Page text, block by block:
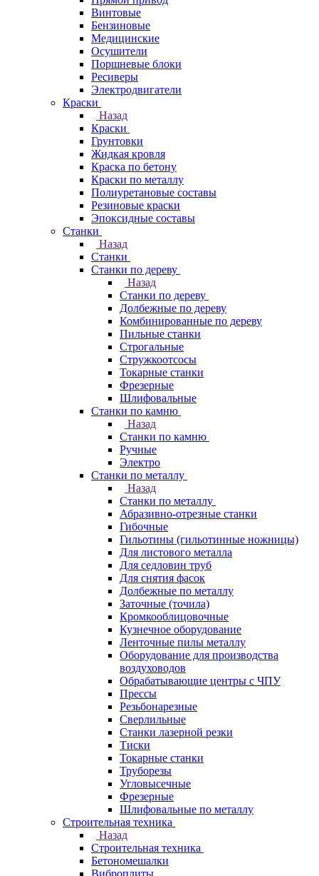
Винтовые
Бензиновые
Медицинские
Осушители
Поршневые блоки
Ресиверы
Электродвигатели
Краски
Назад
Краски
Грунтовки
Жидкая кровля
Краска по бетону
Краски по металлу
Полиуретановые составы
Резиновые краски
Эпоксидные составы
Станки
Назад
Станки
Станки по дереву
Назад
Станки по дереву
Долбежные по дереву
Комбинированные по дереву
Пильные станки
Строгальные
Стружкоотсосы
Токарные станки
Фрезерные
Шлифовальные
Станки по камню
Назад
Станки по камню
Ручные
Электро
Станки по металлу
Назад
Станки по металлу
Абразивно-отрезные станки
Гибочные
Гильотины (гильотинные ножницы)
Для листового металла
Для седловин труб
Для снятия фасок
Долбежные по металлу
Заточные (точила)
Кромкооблицовочные
Кузнечное оборудование
Ленточные пилы металлу
Оборудование для производства
воздуховодов
Обрабатывающие центры с ЧПУ
Прессы
Резьбонарезные
Сверлильные
Станки лазерной резки
Тиски
Токарные станки
Труборезы
Угловысечные
Фрезерные
Шлифовальные по металлу
Строительная техника
Назад
Строительная техника
Бетономешалки
Виброплиты